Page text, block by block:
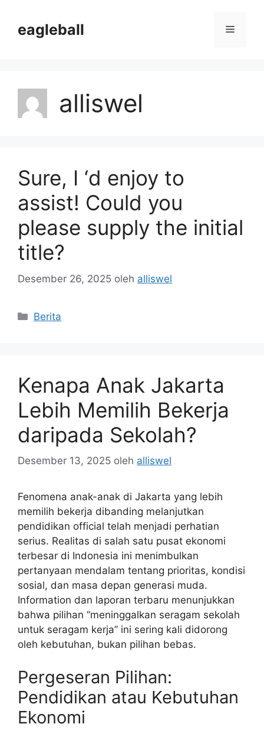
eagleball Menu
alliswel
Sure, I ‘d enjoy to
assist! Could you
please supply the initial
title?
Desember 26, 2025 oleh alliswel
Kategori
Berita
Kenapa Anak Jakarta
Lebih Memilih Bekerja
daripada Sekolah?
Desember 13, 2025 oleh alliswel
Fenomena anak-anak di Jakarta yang lebih
memilih bekerja dibanding melanjutkan
pendidikan official telah menjadi perhatian
serius. Realitas di salah satu pusat ekonomi
terbesar di Indonesia ini menimbulkan
pertanyaan mendalam tentang prioritas, kondisi
sosial, dan masa depan generasi muda.
Information dan laporan terbaru menunjukkan
bahwa pilihan “meninggalkan seragam sekolah
untuk seragam kerja” ini sering kali didorong
oleh kebutuhan, bukan pilihan bebas.
Pergeseran Pilihan:
Pendidikan atau Kebutuhan
Ekonomi